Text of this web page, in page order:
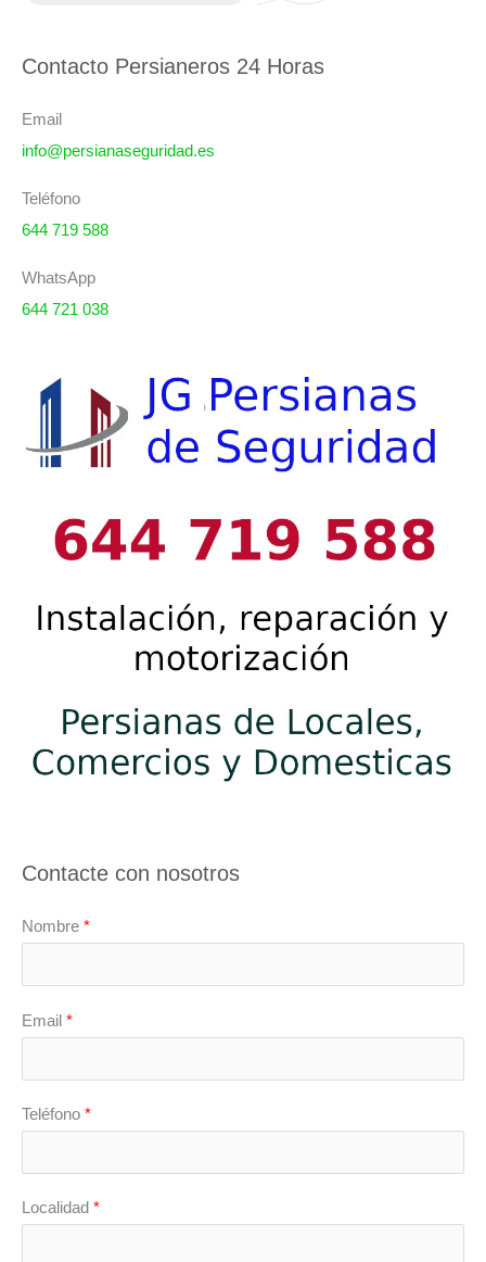
Contacto Persianeros 24 Horas
Email
info@persianaseguridad.es
Teléfono
644 719 588
WhatsApp
644 721 038
Contacte con nosotros
Nombre *
Email *
Teléfono *
Localidad *
o
s